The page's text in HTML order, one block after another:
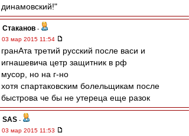
динамовский!"
Cтаканов -
03 мар 2015 11:54
гранАта третий русский после васи и
игнашевича цетр защитник в рф
мусор, но на г-но
хотя спартаковским болельщикам после
быстрова че бы не утереца еще разок
SAS -
03 мар 2015 11:53